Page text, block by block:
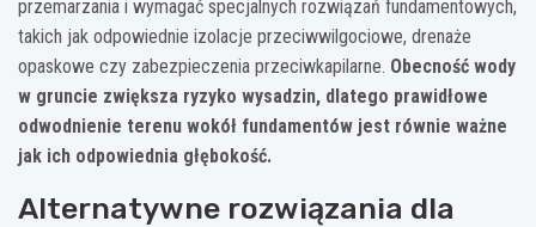
przemarzania i wymagać specjalnych rozwiązań fundamentowych,
takich jak odpowiednie izolacje przeciwwilgociowe, drenaże
opaskowe czy zabezpieczenia przeciwkapilarne. Obecność wody
w gruncie zwiększa ryzyko wysadzin, dlatego prawidłowe
odwodnienie terenu wokół fundamentów jest równie ważne
jak ich odpowiednia głębokość.
Alternatywne rozwiązania dla